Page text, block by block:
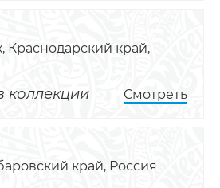
Краснодарский край,
коллекции Смотреть
край, Россия